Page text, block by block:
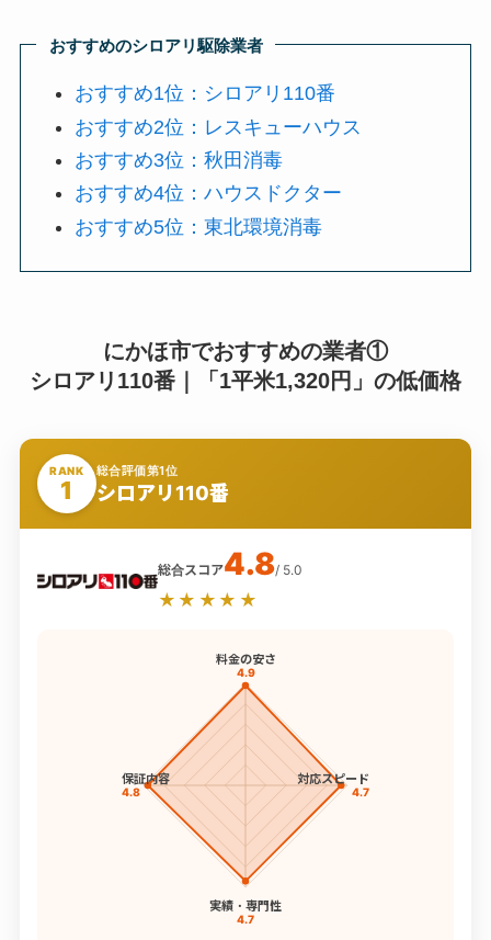
おすすめのシロアリ駆除業者
おすすめ1位：シロアリ110番
おすすめ2位：レスキューハウス
おすすめ3位：秋田消毒
おすすめ4位：ハウスドクター
おすすめ5位：東北環境消毒
にかほ市でおすすめの業者①
シロアリ110番｜「1平米1,320円」の低価格
RANK
1
総合評価第1位
シロアリ110番
総合スコア4.8/ 5.0
★★★★★
料金の安さ
4.9
対応スピード
4.7
実績・専門性
4.7
保証内容
4.8